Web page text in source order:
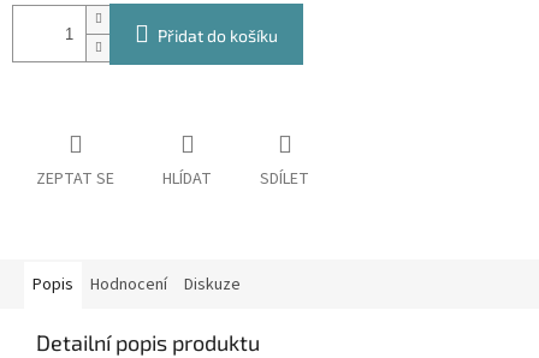
Přidat do košíku
ZEPTAT SE HLÍDAT SDÍLET
Popis Hodnocení Diskuze
Detailní popis produktu